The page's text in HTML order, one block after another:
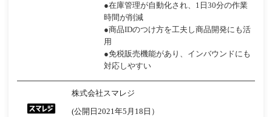
●在庫管理が自動化され、1日30分の作業
時間が削減
●商品IDのつけ方を工夫し商品開発にも活
用
●免税販売機能があり、インバウンドにも
対応しやすい
株式会社スマレジ
(公開日2021年5月18日）